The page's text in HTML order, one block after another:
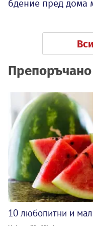
бдение пред дома
Препоръчано
10 любопитни и